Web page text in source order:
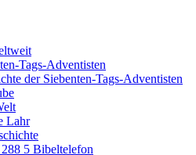
Tags-Adventisten
der Siebenten-Tags-Adventisten
Lahr
5 Bibeltelefon